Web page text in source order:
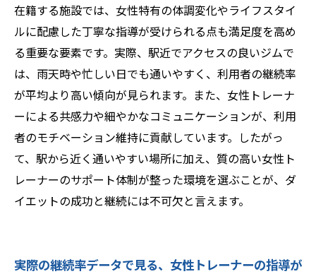
ナーと駅近ジムのベストマッチ
✨食べながらキレイに絞る！Light Body Gym
の本気ボディメイク💪
在籍する施設では、女性特有の体調変化やライフスタイ
ルに配慮した丁寧な指導が受けられる点も満足度を高め
る重要な要素です。実際、駅近でアクセスの良いジムで
は、雨天時や忙しい日でも通いやすく、利用者の継続率
が平均より高い傾向が見られます。また、女性トレーナ
ーによる共感力や細やかなコミュニケーションが、利用
者のモチベーション維持に貢献しています。したがっ
て、駅から近く通いやすい場所に加え、質の高い女性ト
レーナーのサポート体制が整った環境を選ぶことが、ダ
イエットの成功と継続には不可欠と言えます。
実際の継続率データで見る、女性トレーナーの指導が